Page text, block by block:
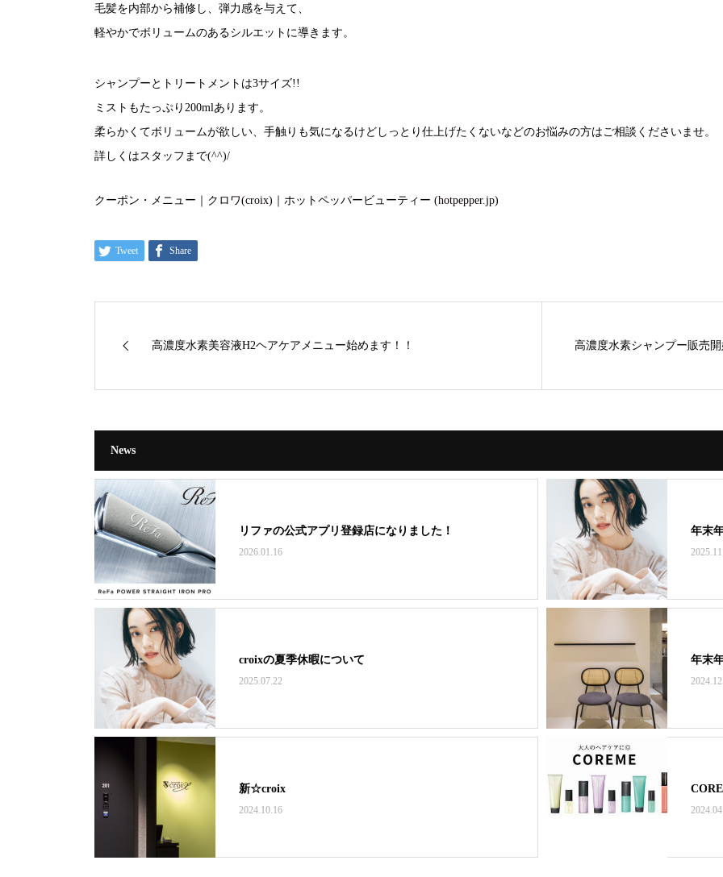
毛髪を内部から補修し、弾力感を与えて、
軽やかでボリュームのあるシルエットに導きます。
シャンプーとトリートメントは3サイズ!!
ミストもたっぷり200mlあります。
柔らかくてボリュームが欲しい、手触りも気になるけどしっとり仕上げたくないなどのお悩みの方はご相談くださいませ。
詳しくはスタッフまで(^^)/
クーポン・メニュー｜クロワ(croix)｜ホットペッパービューティー (hotpepper.jp)
Tweet Share
高濃度水素美容液H2ヘアケアメニュー始めます！！ 高濃度水素シャンプー販売
News
リファの公式アプリ登録店になりました！
2026.01.16
年末
croixの夏季休暇について
2025.07.22
年末
新☆croix
2024.10.16